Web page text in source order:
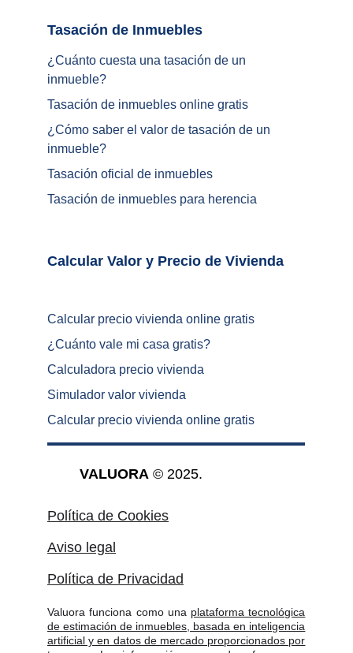
Valuora funciona como una plataforma tecnológica
de estimación de inmuebles, basada en inteligencia
artificial y en datos de mercado proporcionados por
VALUORA © 2025.
Aviso legal
Política de Privacidad
Política de Cookies
¿Cuánto cuesta una tasación de un
inmueble?
Tasación de inmuebles online gratis
¿ Cómo saber el valor de tasación de un
inmueble?
Tasación oficial de inmuebles
Tasación de inmuebles para herencia
Calcular precio vivienda online gratis
¿ Cuánto vale mi casa gratis?
Calculadora precio vivienda
Simulador valor vivienda
Calcular precio vivienda online gratis